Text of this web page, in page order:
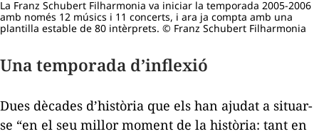
La Franz Schubert Filharmonia va iniciar la temporada 2005-2006
amb només 12 músics i 11 concerts, i ara ja compta amb una
plantilla estable de 80 intèrprets. © Franz Schubert Filharmonia
Una temporada d’inflexió
Dues dècades d’història que els han ajudat a situar-
se “en el seu millor moment de la història: tant en